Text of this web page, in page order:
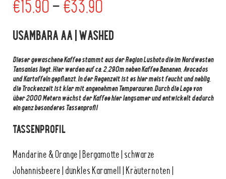
€15,90 – €33,90
USAMBARA AA | WASHED
Dieser gewaschene Kaffee stammt aus der Region Lushoto die im Nordwesten
Tansanias liegt. Hier werden auf ca. 2,290m neben Kaffee Bananen, Avocados
und Kartoffeln gepflanzt. In der Regenzeit ist es hier meist feucht und neblig,
die Trockenzeit ist klar mit angenehmen Temperauren. Durch die Lage von
über 2000 Metern wächst der Kaffee hier langsamer und entwickelt dadurch
ein ganz besonderes Tassenprofil
TASSENPROFIL
Mandarine & Orange | Bergamotte | schwarze
Johannisbeere | dunkles Karamell | Kräuternoten |